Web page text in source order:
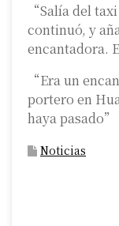
“Salía del
continuó, y
encantadora.
“Era un
portero en
haya pasado”
Noticias